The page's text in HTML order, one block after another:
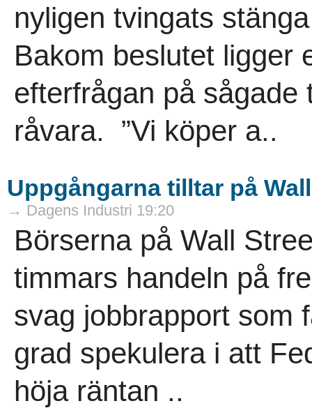
nyligen tvingats
Bakom beslutet ligger
efterfrågan på sågade
råvara. ”Vi köper a..
Uppgångarna tilltar på
→ Dagens Industri 19:20
Börserna på Wall
timmars handeln på
svag jobbrapport som
grad spekulera i att
höja räntan ..